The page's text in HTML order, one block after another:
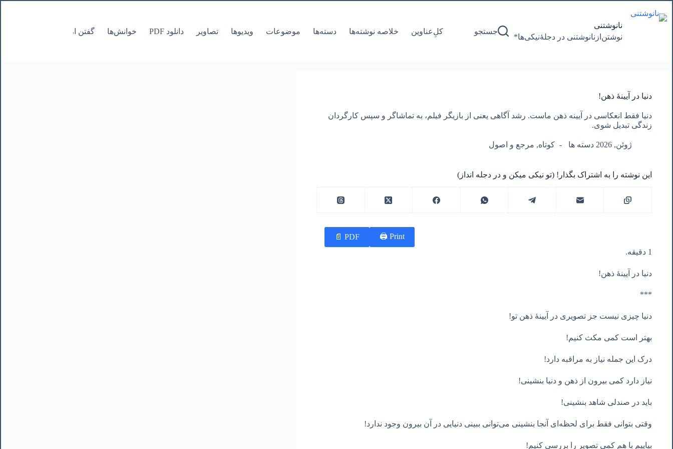
به
محتوا
نانوشتنی
نوشتن‌از‌نانوشتنی‌ در‌ دجلۀنیکی‌ها*
جستجو کل‌ِعناوین خلاصه نوشته‌ها دسته‌ها موضوعات ویدیوها تصاویر دانلود PDF خوانش‌ها گفتن از نانوشتنی
دنیا در آیینۀ ذهن!
دنیا فقط انعکاسی در آیینه ذهن ماست. رشد آگاهی یعنی از بازیگر فیلم، به تماشاگر و سپس کارگردان
زندگی تبدیل شوی.
ژوئن, 2026 دسته ها کوتاه, مرجع و اصول
این نوشته را به اشتراک بگذار! (تو نیکی میکن و در دجله انداز)
Print 🖨
PDF 📄
1 دقیقه.
دنیا در آیینۀ ذهن!
***
دنیا چیزی نیست جز تصویری در آیینۀ ذهن تو!
بهتر است کمی مکث کنیم!
درک این جمله نیاز به مراقبه دارد!
نیاز دارد کمی بیرون از ذهن و دنیا بنشینی!
باید در صندلی شاهد بنشینی!
وقتی بتوانی فقط برای لحظه‌ای آنجا بنشینی می‌توانی ببینی دنیایی در آن بیرون وجود ندارد!
بیاییم با هم کمی تصویر را بررسی کنیم!